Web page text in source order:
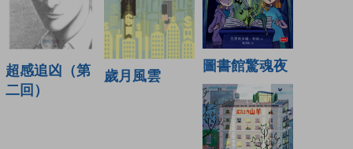
超感追凶（第
二回）
歲月風雲
圖書館驚魂夜